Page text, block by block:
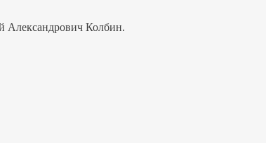
Александрович Колбин.